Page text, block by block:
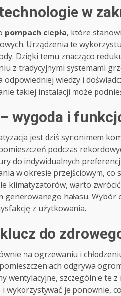
w
pompach ciepła, które
Urządzenia te
Dzięki temu znacząco
z tradycyjnymi systemami
odpowiedniej wiedzy i
takiej instalacji może
wygoda i
jest dziś synonimem
podczas
do indywidualnych
w okresie przejściowym, co
klimatyzatorów, warto
generowanego hałasu.
z użytkowania.
do
na ogrzewaniu i
odgrywa
wentylacyjne, szczególnie te
wykorzystywać je ponownie,